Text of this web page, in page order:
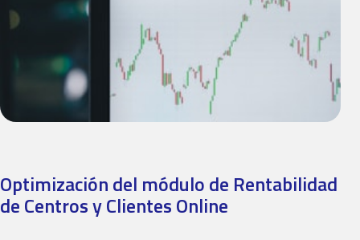
Optimización del módulo de Rentabilidad
de Centros y Clientes Online